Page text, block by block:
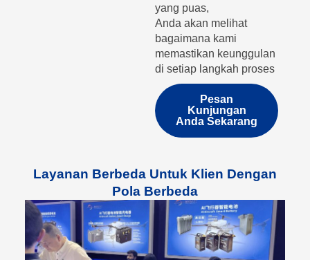
yang puas,
Anda akan melihat
bagaimana kami
memastikan keunggulan
di setiap langkah proses
Pesan
Kunjungan
Anda Sekarang
Layanan Berbeda Untuk Klien Dengan
Pola Berbeda